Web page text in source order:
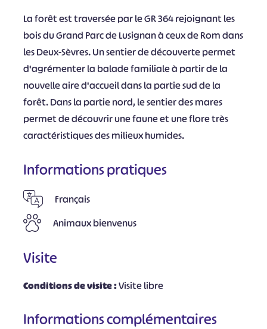
La forêt est traversée par le GR 364 rejoignant les
bois du Grand Parc de Lusignan à ceux de Rom dans
les Deux-Sèvres. Un sentier de découverte permet
d'agrémenter la balade familiale à partir de la
nouvelle aire d'accueil dans la partie sud de la
forêt. Dans la partie nord, le sentier des mares
permet de découvrir une faune et une flore très
caractéristiques des milieux humides.
Informations pratiques
Français
Animaux bienvenus
Visite
Conditions de visite :Visite libre
Informations complémentaires